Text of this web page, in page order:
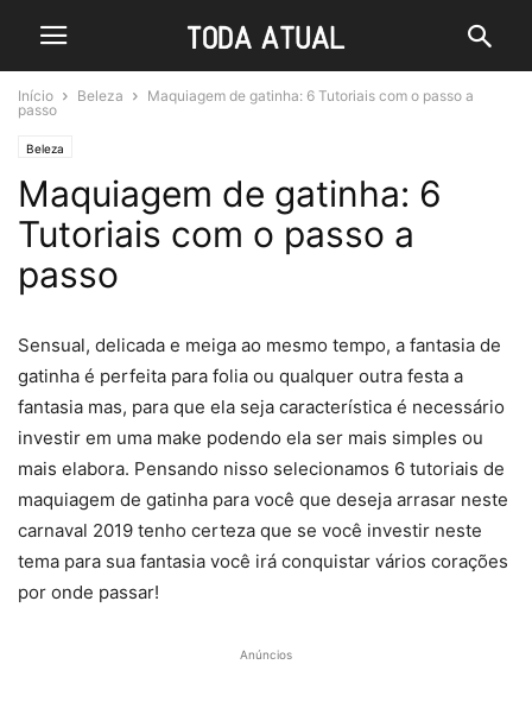
Início Beleza
Maquiagem de gatinha: 6 Tutoriais com o passo a
passo
Beleza
Maquiagem de gatinha: 6
Tutoriais com o passo a
passo
Sensual, delicada e meiga ao mesmo tempo, a fantasia de
gatinha é perfeita para folia ou qualquer outra festa a
fantasia mas, para que ela seja característica é necessário
investir em uma make podendo ela ser mais simples ou
mais elabora. Pensando nisso selecionamos 6 tutoriais de
maquiagem de gatinha para você que deseja arrasar neste
carnaval 2019 tenho certeza que se você investir neste
tema para sua fantasia você irá conquistar vários corações
por onde passar!
Anúncios